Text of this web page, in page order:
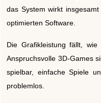
das System wirkt
optimierten Software.
Die Grafikleistung fällt,
Anspruchsvolle 3D-Games
spielbar, einfache Spiele
problemlos.